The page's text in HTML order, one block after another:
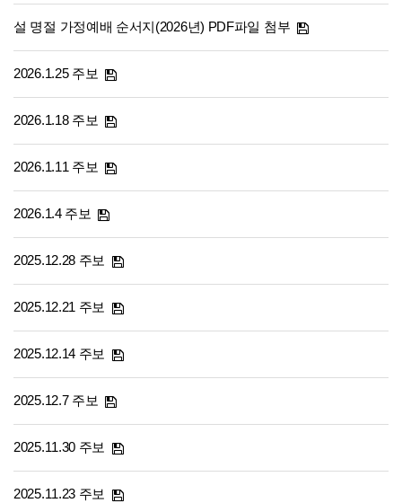
설 명절 가정예배 순서지(2026년) PDF파일 첨부
2026.1.25 주보
2026.1.18 주보
2026.1.11 주보
2026.1.4 주보
2025.12.28 주보
2025.12.21 주보
2025.12.14 주보
2025.12.7 주보
2025.11.30 주보
2025.11.23 주보